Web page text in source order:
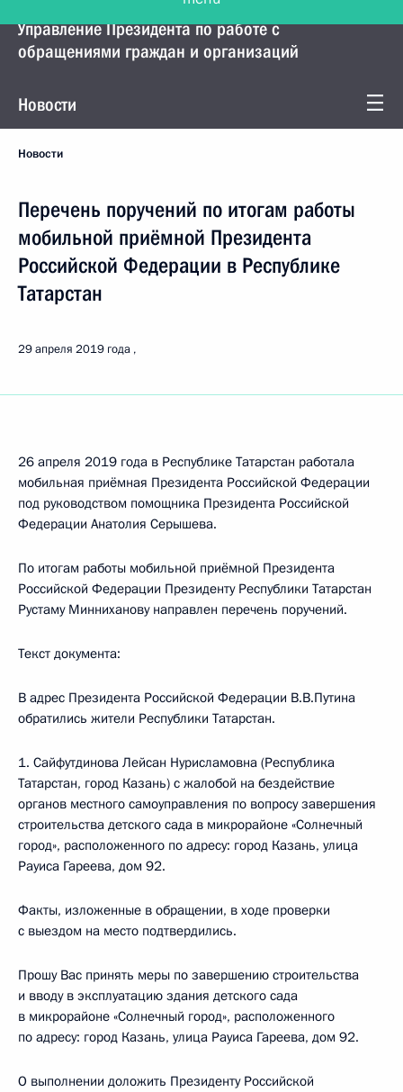
Управление Президента по работе с
обращениями граждан и организаций
Новости
Новости
Перечень поручений по итогам работы
мобильной приёмной Президента
Российской Федерации в Республике
Татарстан
29 апреля 2019 года
26 апреля 2019 года в Республике Татарстан работала
мобильная приёмная Президента Российской Федерации
под руководством помощника Президента Российской
Федерации Анатолия Серышева.
По итогам работы мобильной приёмной Президента
Российской Федерации Президенту Республики Татарстан
Рустаму Минниханову направлен перечень поручений.
Текст документа:
В адрес Президента Российской Федерации В.В.Путина
обратились жители Республики Татарстан.
1. Сайфутдинова Лейсан Нурисламовна (Республика
Татарстан, город Казань) с жалобой на бездействие
органов местного самоуправления по вопросу завершения
строительства детского сада в микрорайоне «Солнечный
город», расположенного по адресу: город Казань, улица
Рауиса Гареева, дом 92.
Факты, изложенные в обращении, в ходе проверки
с выездом на место подтвердились.
Прошу Вас принять меры по завершению строительства
и вводу в эксплуатацию здания детского сада
в микрорайоне «Солнечный город», расположенного
по адресу: город Казань, улица Рауиса Гареева, дом 92.
О выполнении доложить Президенту Российской